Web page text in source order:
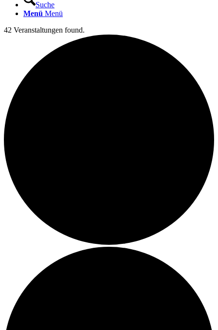
Suche
Menü Menü
42 Veranstaltungen found.